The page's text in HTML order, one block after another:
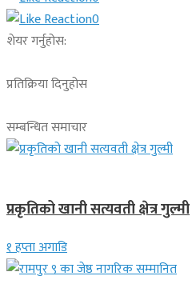
0
शेयर गर्नुहोस:
प्रतिक्रिया दिनुहोस
सम्बन्धित समाचार
प्रकृतिको खानी सत्यवती क्षेत्र गुल्मी
१ हप्ता अगाडि